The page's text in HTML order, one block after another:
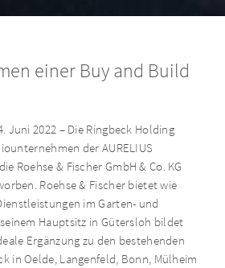
einer Buy and Build
Juni 2022 – Die Ringbeck Holding
der AURELIUS
Roehse & Fischer GmbH & Co. KG
Roehse & Fischer bietet wie
im Garten- und
Hauptsitz in Gütersloh bildet
Ergänzung zu den bestehenden
in Oelde, Langenfeld, Bonn, Mülheim